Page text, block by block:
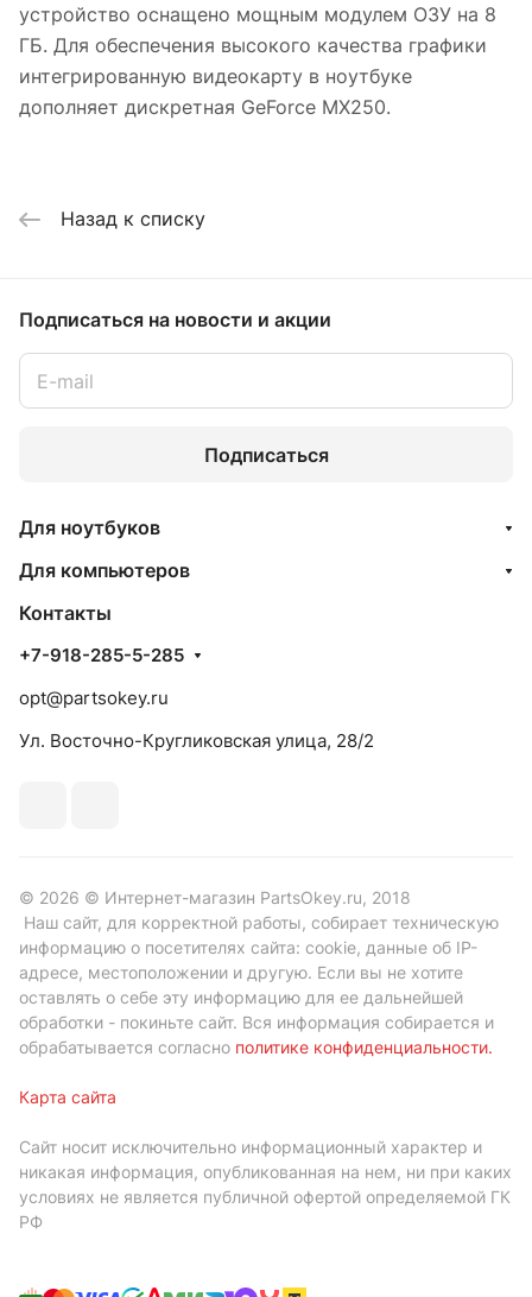
устройство оснащено мощным модулем ОЗУ на 8
ГБ. Для обеспечения высокого качества графики
интегрированную видеокарту в ноутбуке
дополняет дискретная GeForce MX250.
Назад к списку
Подписаться на новости и акции
Подписаться
Для ноутбуков
Для компьютеров
Контакты
+7-918-285-5-285
opt@partsokey.ru
Ул. Восточно-Кругликовская улица, 28/2
© 2026 © Интернет-магазин PartsOkey.ru, 2018
Наш сайт, для корректной работы, собирает техническую
информацию о посетителях сайта: cookie, данные об IP-
адресе, местоположении и другую. Если вы не хотите
оставлять о себе эту информацию для ее дальнейшей
обработки - покиньте сайт. Вся информация собирается и
обрабатывается согласно политике конфиденциальности.
Карта сайта
Сайт носит исключительно информационный характер и
никакая информация, опубликованная на нем, ни при каких
условиях не является публичной офертой определяемой ГК
РФ